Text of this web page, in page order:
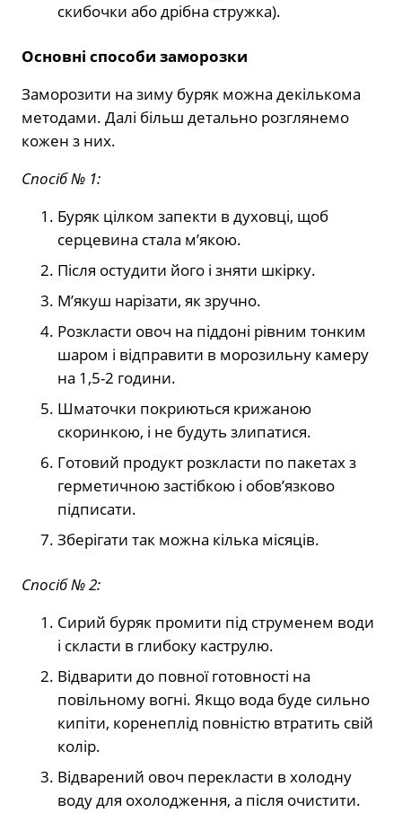
скибочки або дрібна стружка).
Основні способи заморозки
Заморозити на зиму буряк можна декількома
методами. Далі більш детально розглянемо
кожен з них.
Спосіб № 1:
Буряк цілком запекти в духовці, щоб
серцевина стала м’якою.
Після остудити його і зняти шкірку.
М’якуш нарізати, як зручно.
Розкласти овоч на піддоні рівним тонким
шаром і відправити в морозильну камеру
на 1,5-2 години.
Шматочки покриються крижаною
скоринкою, і не будуть злипатися.
Готовий продукт розкласти по пакетах з
герметичною застібкою і обов’язково
підписати.
Зберігати так можна кілька місяців.
Спосіб № 2:
Сирий буряк промити під струменем води
і скласти в глибоку каструлю.
Відварити до повної готовності на
повільному вогні. Якщо вода буде сильно
кипіти, коренеплід повністю втратить свій
колір.
Відварений овоч перекласти в холодну
воду для охолодження, а після очистити.